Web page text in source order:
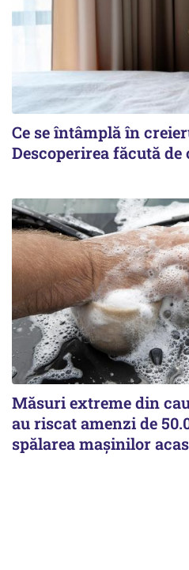
Ce se întâmplă în
Descoperirea făcută
Măsuri extreme din
au riscat amenzi de
spălarea mașinilor